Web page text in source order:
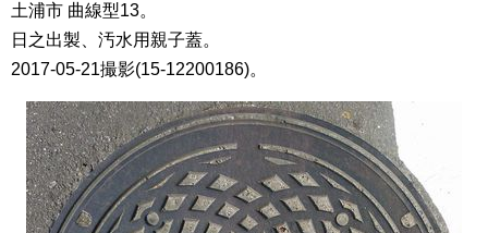
土浦市 曲線型13。
日之出製、汚水用親子蓋。
2017-05-21撮影(15-12200186)。